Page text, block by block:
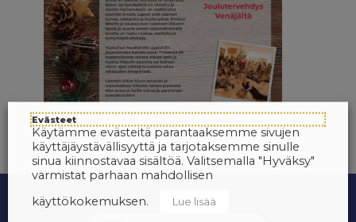
Evästeet
Käytämme evästeitä parantaaksemme sivujen
käyttäjäystävällisyyttä ja tarjotaksemme sinulle
sinua kiinnostavaa sisältöä. Valitsemalla "Hyväksy"
varmistat parhaan mahdollisen
käyttökokemuksen.
Lue lisää